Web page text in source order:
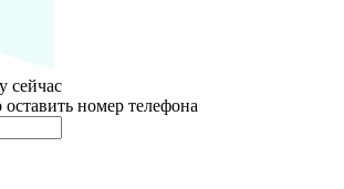
сейчас
номер телефона